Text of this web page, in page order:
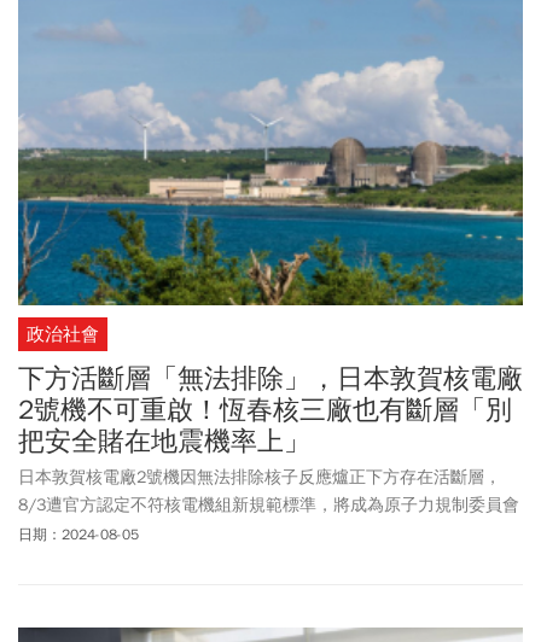
政治社會
下方活斷層「無法排除」，日本敦賀核電廠
2號機不可重啟！恆春核三廠也有斷層「別
把安全賭在地震機率上」
日本敦賀核電廠2號機因無法排除核子反應爐正下方存在活斷層，
8/3遭官方認定不符核電機組新規範標準，將成為原子力規制委員會
成立後，首座未獲同意重啟運轉的核電機組。今年初日本石川縣能
日期：2024-08-05